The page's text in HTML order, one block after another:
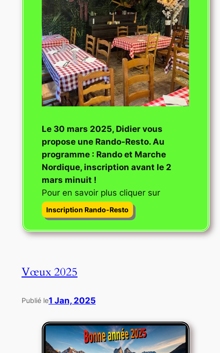
Le 30 mars 2025, Didier vous
propose une Rando-Resto. Au
programme : Rando et Marche
Nordique, inscription avant le 2
mars minuit !
Pour en savoir plus cliquer sur
Inscription Rando-Resto
Vœux 2025
Publié le1 Jan, 2025